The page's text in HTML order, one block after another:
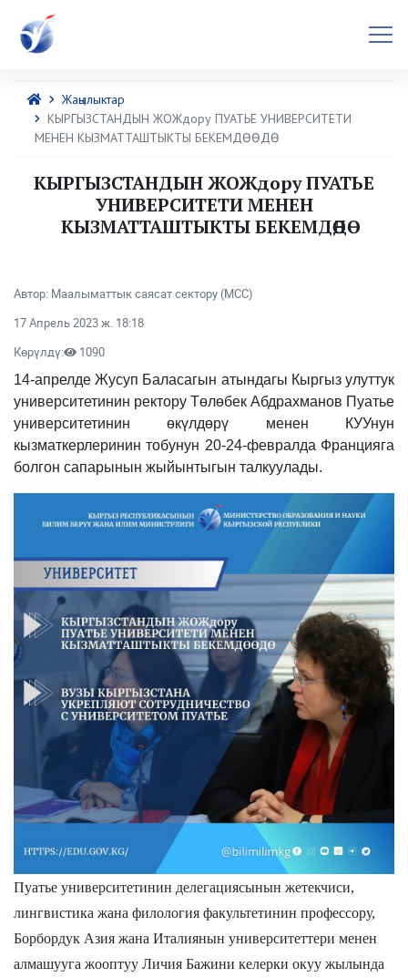
Жаңылыктар
КЫРГЫЗСТАНДЫН ЖОЖдору ПУАТЬЕ УНИВЕРСИТЕТИ
МЕНЕН КЫЗМАТТАШТЫКТЫ БЕКЕМДӨӨДӨ
КЫРГЫЗСТАНДЫН ЖОЖдору ПУАТЬЕ
УНИВЕРСИТЕТИ МЕНЕН
КЫЗМАТТАШТЫКТЫ БЕКЕМДӨӨДӨ
Автор: Маалыматтык саясат сектору (МСС)
17 Апрель 2023 ж. 18:18
Көрүлдү:
1090
14-апрелде Жусуп Баласагын атындагы Кыргыз улуттук
университетинин ректору Төлөбек Абдрахманов Пуатье
университетинин өкүлдөрү менен КУУнун
кызматкерлеринин тобунун 20-24-февралда Францияга
болгон сапарынын жыйынтыгын талкуулады.
Пуатье университетинин делегациясынын жетекчиси,
лингвистика жана филология факультетинин профессору,
Борбордук Азия жана Италиянын университеттери менен
алмашууга жооптуу Личия Бажини келерки окуу жылында